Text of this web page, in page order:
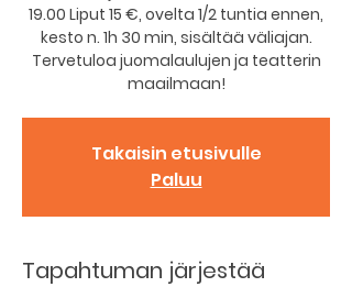
19.00 Liput 15 €, ovelta 1/2 tuntia ennen,
kesto n. 1h 30 min, sisältää väliajan.
Tervetuloa juomalaulujen ja teatterin
maailmaan!
Takaisin etusivulle
Paluu
Tapahtuman järjestää